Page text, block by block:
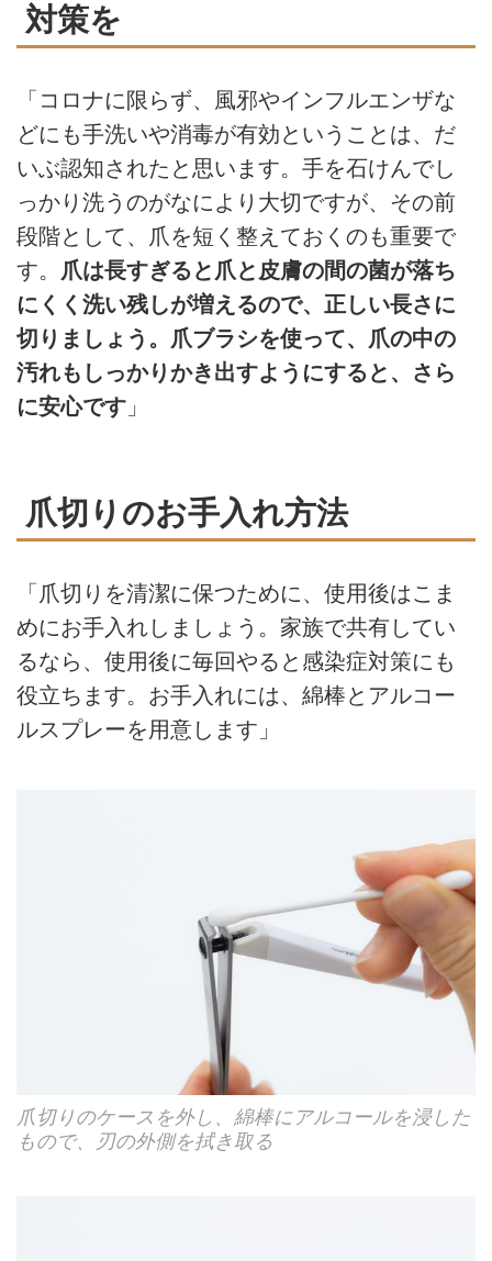
対策を
「コロナに限らず、風邪やインフルエンザな
どにも手洗いや消毒が有効ということは、だ
いぶ認知されたと思います。手を石けんでし
っかり洗うのがなにより大切ですが、その前
段階として、爪を短く整えておくのも重要で
す。 爪は長すぎると爪と皮膚の間の菌が落ち
にくく洗い残しが増えるので、正しい長さに
切りましょう。爪ブラシを使って、爪の中の
汚れもしっかりかき出すようにすると、さら
に安心です 」
爪切りのお手入れ方法
「爪切りを清潔に保つために、使用後はこま
めにお手入れしましょう。家族で共有してい
るなら、使用後に毎回やると感染症対策にも
役立ちます。お手入れには、綿棒とアルコー
ルスプレーを用意します」
爪切りのケースを外し、綿棒にアルコールを浸した
もので、刃の外側を拭き取る